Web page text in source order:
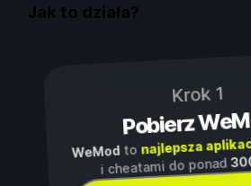
Jak to działa?
Krok 1
Pobierz
WeModto najlepsza
i cheatami do ponad